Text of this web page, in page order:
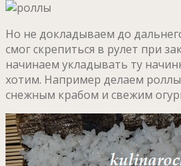
Но не докладываем до
смог скрепиться в рулет при
начинаем укладывать ту
хотим. Например делаем
снежным крабом и свежим